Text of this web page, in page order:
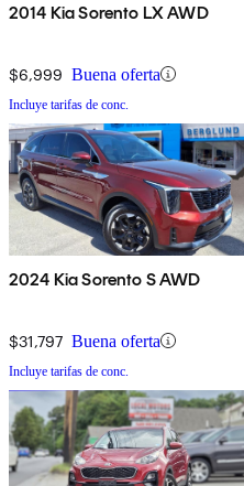
2014 Kia Sorento LX AWD
$6,999 Buena oferta
Incluye tarifas de conc.
2024 Kia Sorento S AWD
$31,797 Buena oferta
Incluye tarifas de conc.